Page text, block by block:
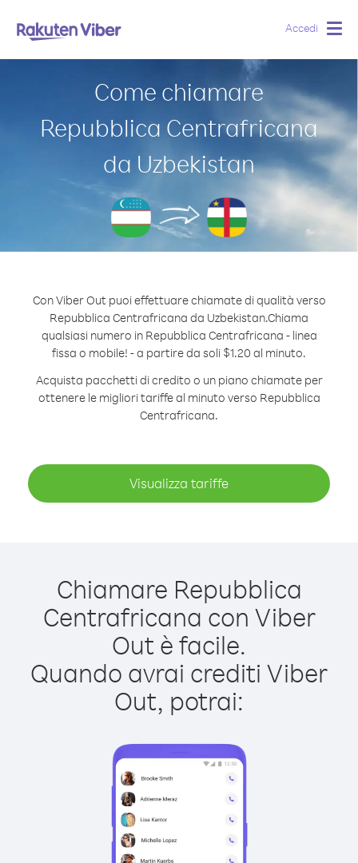
Accedi
Come chiamare
Repubblica Centrafricana
da Uzbekistan
Con Viber Out puoi effettuare chiamate di qualità verso
Repubblica Centrafricana da Uzbekistan.Chiama
qualsiasi numero in Repubblica Centrafricana - linea
fissa o mobile! - a partire da soli $1.20 al minuto.
Acquista pacchetti di credito o un piano chiamate per
ottenere le migliori tariffe al minuto verso Repubblica
Centrafricana.
Visualizza tariffe
Chiamare Repubblica
Centrafricana con Viber
Out è facile.
Quando avrai crediti Viber
Out, potrai: